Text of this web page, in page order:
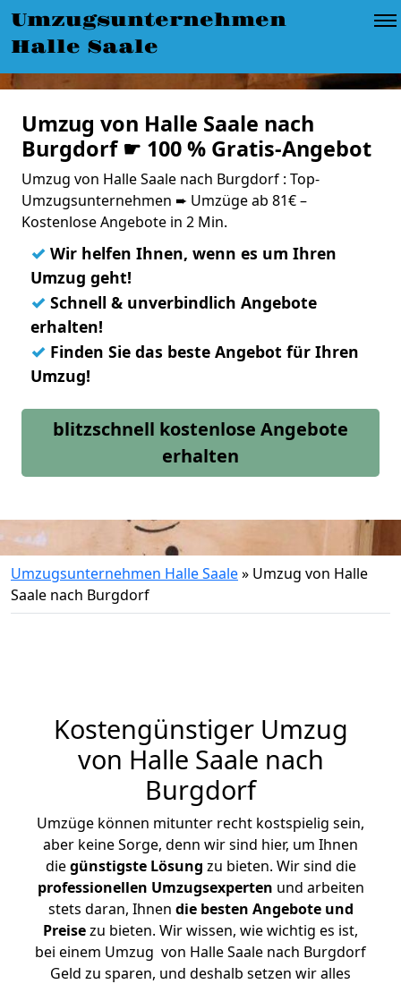
Umzugsunternehmen
Halle Saale
Umzug von Halle Saale nach
Burgdorf ☛ 100 % Gratis-Angebot
Umzug von Halle Saale nach Burgdorf : Top-
Umzugsunternehmen ➨ Umzüge ab 81€ –
Kostenlose Angebote in 2 Min.
✓ Wir helfen Ihnen, wenn es um Ihren
Umzug geht!
✓ Schnell & unverbindlich Angebote
erhalten!
✓ Finden Sie das beste Angebot für Ihren
Umzug!
blitzschnell kostenlose Angebote
erhalten
Umzugsunternehmen Halle Saale» Umzug von Halle
Saale nach Burgdorf
Kostengünstiger Umzug
von Halle Saale nach
Burgdorf
Umzüge können mitunter recht kostspielig sein,
aber keine Sorge, denn wir sind hier, um Ihnen
diegünstigste Lösung zu bieten. Wir sind die
professionellen Umzugsexperten und arbeiten
stets daran, Ihnen die besten Angebote und
Preisezu bieten. Wir wissen, wie wichtig es ist,
bei einem Umzug von Halle Saale nach Burgdorf
Geld zu sparen, und deshalb setzen wir alles